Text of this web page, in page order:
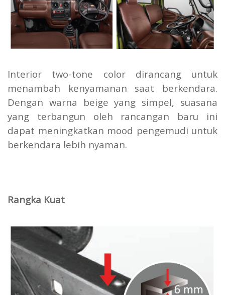
Interior two-tone color dirancang untuk
menambah kenyamanan saat berkendara.
Dengan warna beige yang simpel, suasana
yang terbangun oleh rancangan baru ini
dapat meningkatkan mood pengemudi untuk
berkendara lebih nyaman.
Rangka Kuat